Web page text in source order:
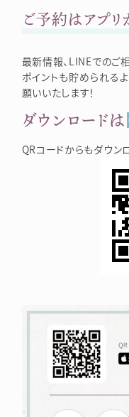
ご予約はアプリ
最新情報、LINEでのご
ポイントも貯められる
願いいたします！
ダウンロードは
QRコードからもダウン